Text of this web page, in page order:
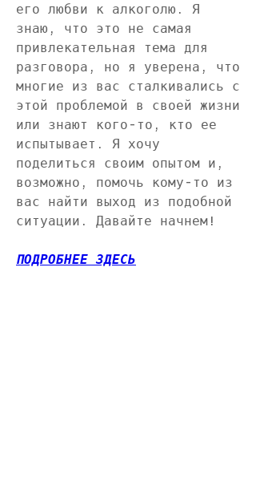
его любви к алкоголю. Я
знаю, что это не самая
привлекательная тема для
разговора, но я уверена, что
многие из вас сталкивались с
этой проблемой в своей жизни
или знают кого-то, кто ее
испытывает. Я хочу
поделиться своим опытом и,
возможно, помочь кому-то из
вас найти выход из подобной
ситуации. Давайте начнем!
ПОДРОБНЕЕ ЗДЕСЬ